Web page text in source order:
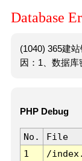
Database
(1040) 365建
因：1、数据库
PHP Debug
No. File
1
/